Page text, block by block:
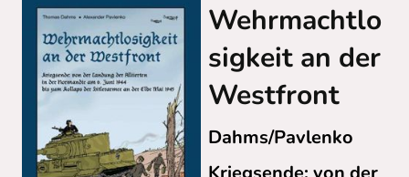
Wehrmachtlo
sigkeit an der
Westfront
Dahms/Pavlenko